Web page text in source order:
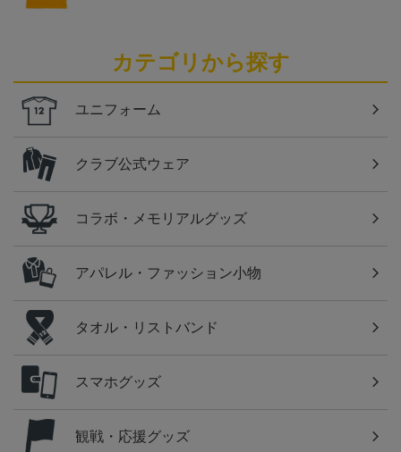
カテゴリから探す
ユニフォーム
クラブ公式ウェア
コラボ・メモリアルグッズ
アパレル・ファッション小物
タオル・リストバンド
スマホグッズ
観戦・応援グッズ